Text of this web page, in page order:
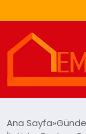
Ana Sayfa